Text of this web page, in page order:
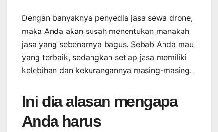
Dengan banyaknya penyedia jasa sewa drone,
maka Anda akan susah menentukan manakah
jasa yang sebenarnya bagus. Sebab Anda mau
yang terbaik, sedangkan setiap jasa memiliki
kelebihan dan kekurangannya masing-masing.
Ini dia alasan mengapa
Anda harus